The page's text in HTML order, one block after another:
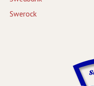
Swerock